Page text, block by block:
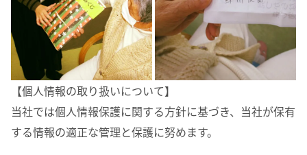
【個人情報の取り扱いについて】
当社では個人情報保護に関する方針に基づき、当社が保有
する情報の適正な管理と保護に努めます。